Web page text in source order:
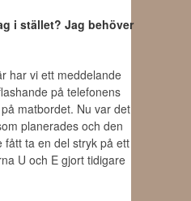
i stället? Jag behöver
har vi ett meddelande
på telefonens
matbordet. Nu var det
planerades och den
fått ta en del stryk på ett
U och E gjort tidigare